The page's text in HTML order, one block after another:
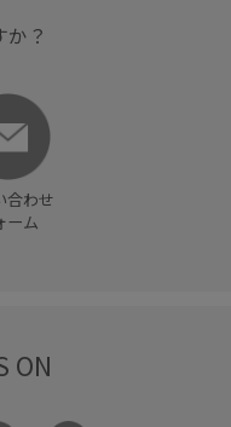
？
合わせ
ーム
ON